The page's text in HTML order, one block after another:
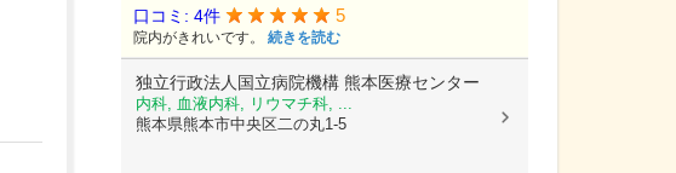
口コミ: 4件 5
院内がきれいです。 続きを読む
独立行政法人国立病院機構 熊本医療センター
内科, 血液内科, リウマチ科, ...
熊本県熊本市中央区二の丸1-5